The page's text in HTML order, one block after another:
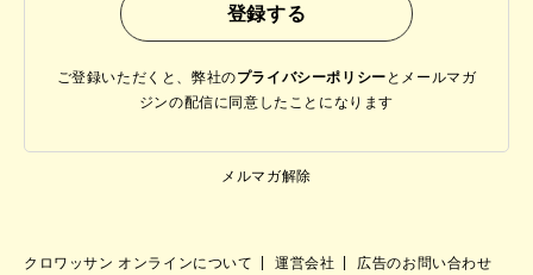
ご登録いただくと、弊社のプライバシーポリシー と メールマガ
ジンの配信に同意したことになります
メルマガ解除
クロワッサン オンラインについて 運営会社 広告のお問い合わせ